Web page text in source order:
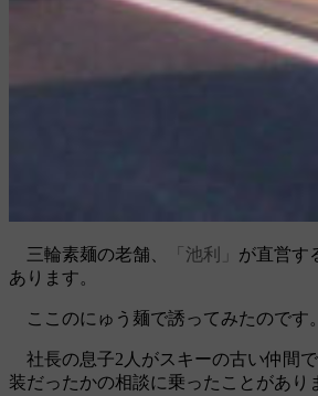
三輪素麺の老舗、 「池利」 が直営す
あります。
ここのにゅう麺で誘ってみたのです。
社長の息子2人がスキーの古い仲間
装だったかの相談に乗ったことがあり